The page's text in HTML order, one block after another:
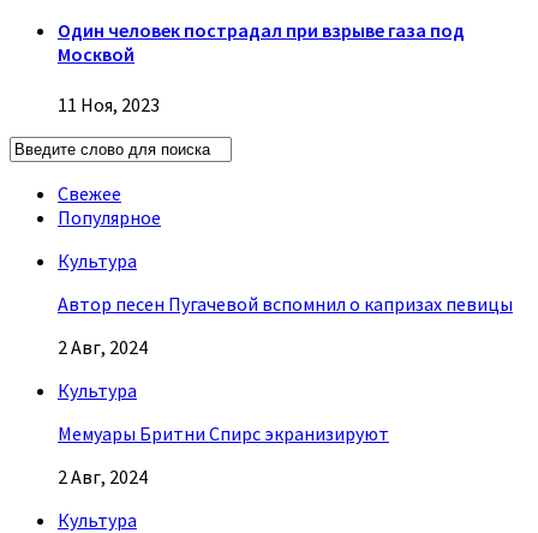
Один человек пострадал при взрыве газа под
Москвой
11 Ноя, 2023
Свежее
Популярное
Культура
Автор песен Пугачевой вспомнил о капризах певицы
2 Авг, 2024
Культура
Мемуары Бритни Спирс экранизируют
2 Авг, 2024
Культура